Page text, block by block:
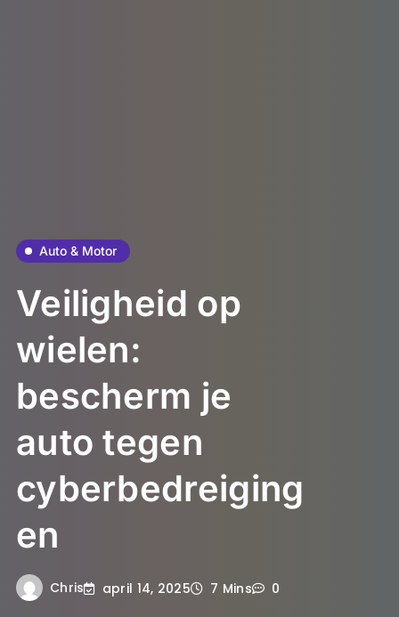
Auto & Motor
Veiligheid op
wielen:
bescherm je
auto tegen
cyberbedreiging
en
Chris april 14, 2025 7 Mins 0